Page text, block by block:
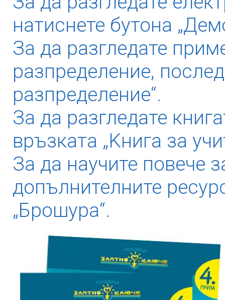
натиснете бутона
За да разгледате
разпределение,
разпределение“.
За да разгледате
връзката „Kнига за
За да научите повече
допълнителните
„Брошура“.